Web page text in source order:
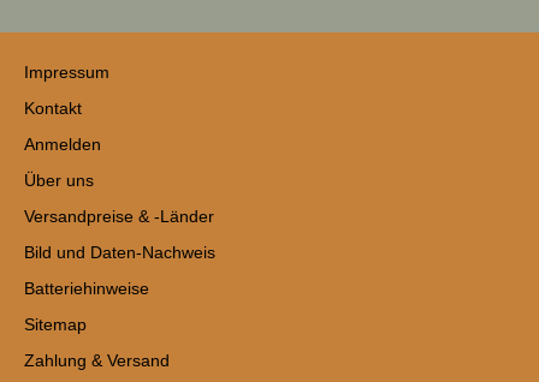
Impressum
Kontakt
Anmelden
Über uns
Versandpreise & -Länder
Bild und Daten-Nachweis
Batteriehinweise
Sitemap
Zahlung & Versand